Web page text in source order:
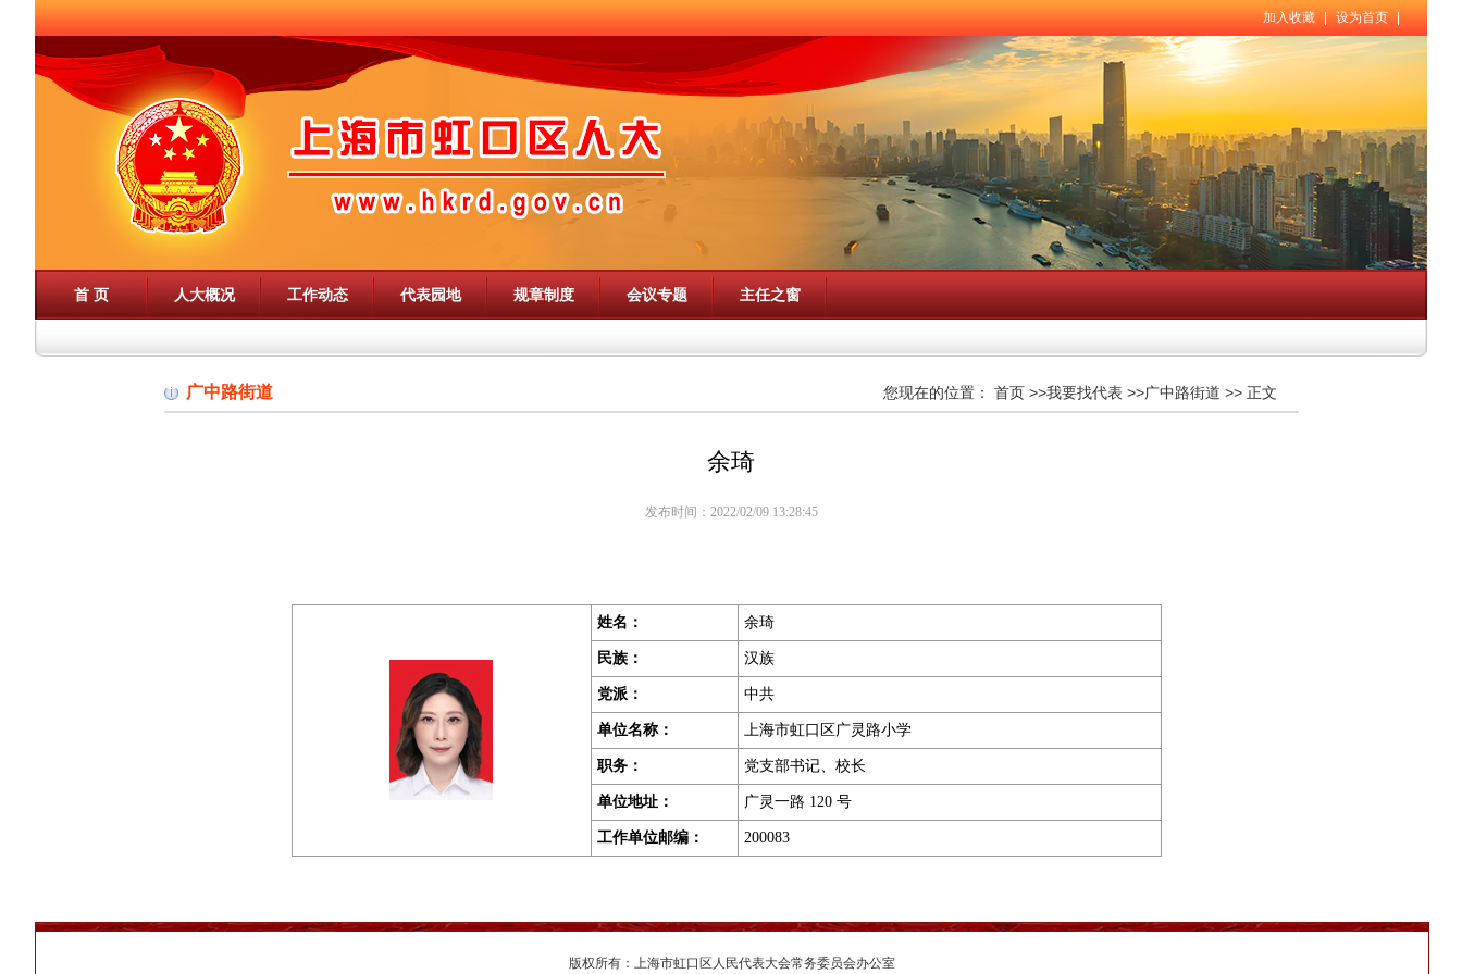
加入收藏 | 设为首页 |
首 页 人大概况 工作动态 代表园地 规章制度 会议专题 主任之窗
广中路街道 您现在的位置： 首页>>我要找代表 >>广中路街道 >> 正文
余琦
发布时间：2022/02/09 13:28:45
姓名： 余琦
民族： 汉族
党派： 中共
单位名称： 上海市虹口区广灵路小学
职务： 党支部书记、校长
单位地址： 广灵一路 120 号
工作单位邮编： 200083
版权所有：上海市虹口区人民代表大会常务委员会办公室